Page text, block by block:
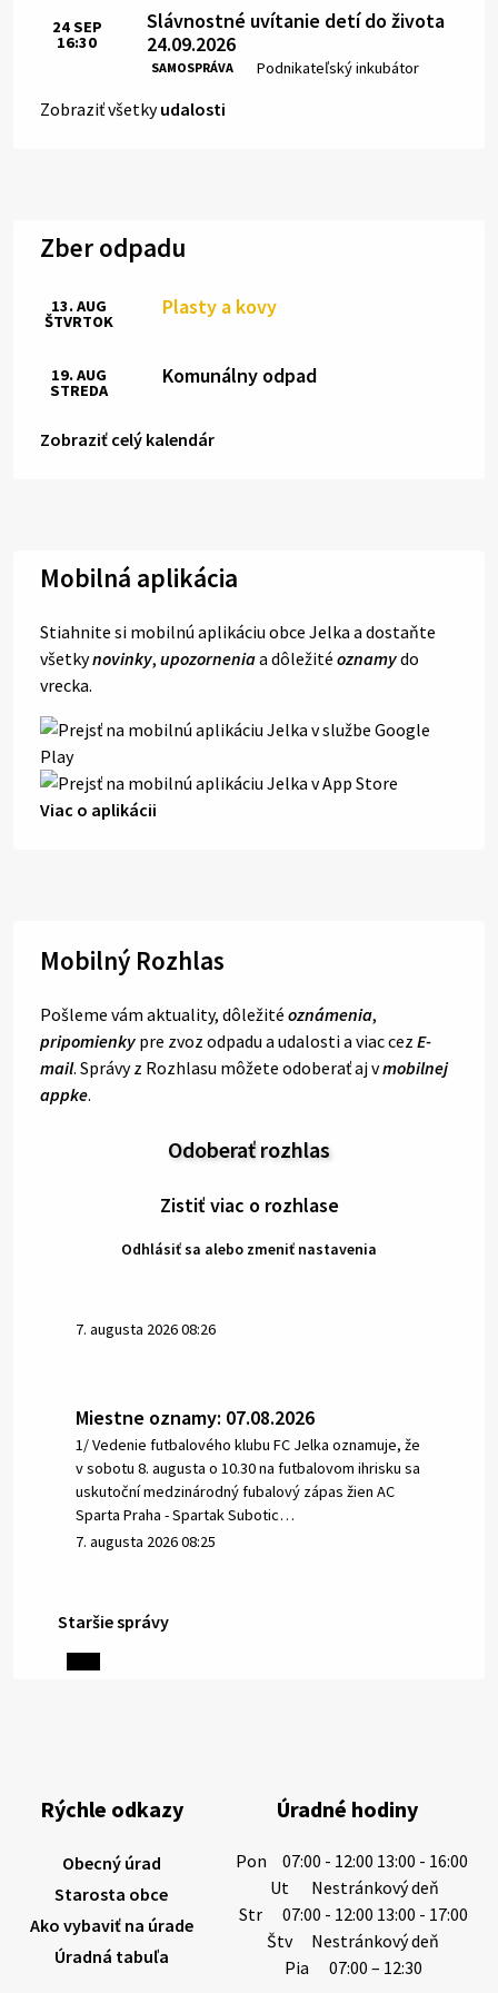
Slávnostné uvítanie detí do života
24.09.2026
SAMOSPRÁVA Miesto:
Podnikateľský inkubátor
Čas:
24SEP
16:30
Zobraziť všetkyudalosti
Zber odpadu
Plasty a kovy
13. AUG
ŠTVRTOK
Komunálny odpad
19. AUG
STREDA
Zobraziť celý kalendár
Mobilná aplikácia
Stiahnite si mobilnú aplikáciu obce Jelka a dostaňte
všetkynovinky, upozorneniaa dôležité oznamydo
vrecka.
Viac o aplikácii
Mobilný Rozhlas
Pošleme vám aktuality, dôležité oznámenia,
pripomienky pre zvoz odpadu a udalosti a viac cez E-
mail. Správy z Rozhlasu môžete odoberať aj vmobilnej
appke.
Odoberať rozhlas
Zistiť viac o rozhlase
Odhlásiť sa alebo zmeniť nastavenia
7. augusta 2026 08:26
Miestne oznamy: 07.08.2026
1/ Vedenie futbalového klubu FC Jelka oznamuje, že
v sobotu 8. augusta o 10.30 na futbalovom ihrisku sa
uskutoční medzinárodný fubalový zápas žien AC
Sparta Praha - Spartak Subotic…
7. augusta 2026 08:25
6. augusta 2026 08:13
výdatnosti vodárenských zdrojov.
Západoslovenská vodárenská spoločnosť preto
6. augusta 2026 08:12
5. augusta 2026 13:10
Staršie správy
Rýchle odkazy
Obecný úrad
Starosta obce
Ako vybaviť na úrade
Úradná tabuľa
Úradné hodiny
Pon
07:00 - 12:00 13:00 - 16:00
Ut
Nestránkový deň
Str
07:00 - 12:00 13:00 - 17:00
Štv
Nestránkový deň
Pia
07:00 – 12:30